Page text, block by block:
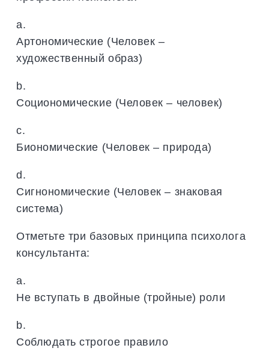
a.
Артономические (Человек –
художественный образ)
b.
Социономические (Человек – человек)
c.
Биономические (Человек – природа)
d.
Сигнономические (Человек – знаковая
система)
Отметьте три базовых принципа психолога
консультанта:
a.
Не вступать в двойные (тройные) роли
b.
Соблюдать строгое правило